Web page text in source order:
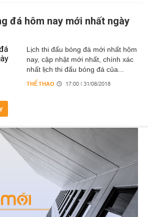
đá hôm nay mới nhất ngày
Lịch thi đấu bóng đá mới nhất hôm
nay, cập nhật mới nhất, chính xác
nhất lịch thi đấu bóng đá của...
THỂ THAO 17:00 | 31/08/2018